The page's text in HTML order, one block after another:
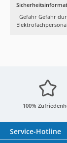
Gefahr Gefahr
100%
Service-Hotline